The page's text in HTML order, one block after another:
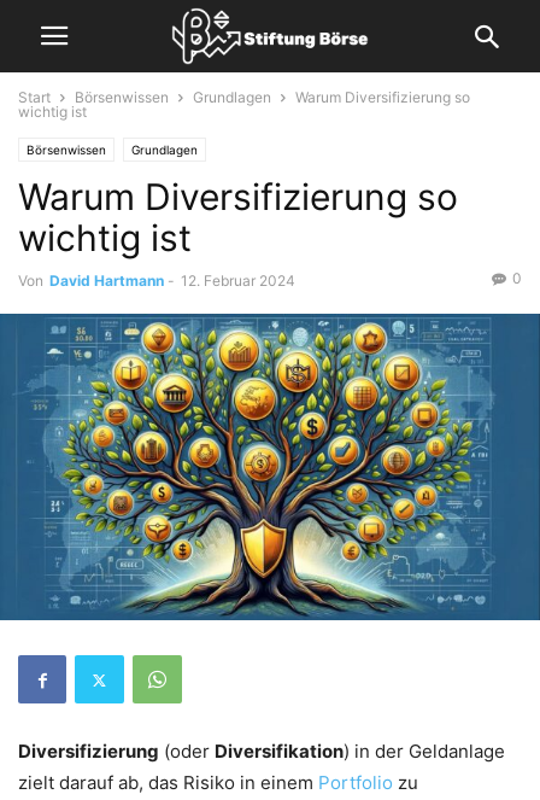
Start Börsenwissen Grundlagen
Warum Diversifizierung so
wichtig ist
Börsenwissen Grundlagen
Warum Diversifizierung so
wichtig ist
Von David Hartmann - 12. Februar 2024 0
Diversifizierung (oder Diversifikation) in der Geldanlage
zielt darauf ab, das Risiko in einem Portfolio zu